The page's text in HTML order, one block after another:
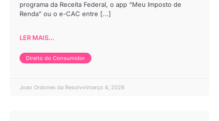
programa da Receita Federal, o app “Meu Imposto de
Renda” ou o e-CAC entre [...]
LER MAIS...
Direito do Consumidor
Joao Ordones da Resolvvi março 4, 2026